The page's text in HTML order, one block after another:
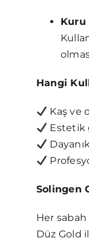
Kuru
Hangi
Kaş ve
Estetik
Solingen
Her sabah
Düz Gold